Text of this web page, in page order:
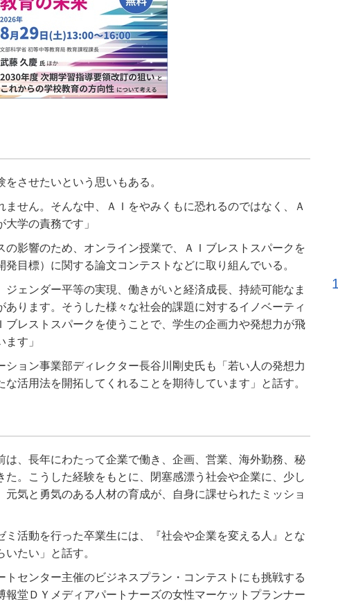
させたいという思いもある。
ません。そんな中、ＡＩをやみくもに恐れるのではなく、Ａ
大学の責務です」
の影響のため、オンライン授業で、ＡＩブレストスパークを
目標）に関する論文コンテストなどに取り組んでいる。
ジェンダー平等の実現、働きがいと経済成長、持続可能なま
あります。そうした様々な社会的課題に対するイノベーティ
ブレストスパークを使うことで、学生の企画力や発想力が飛
す」
ション事業部ディレクター長谷川剛史氏も「若い人の発想力
活用法を開拓してくれることを期待しています」と話す。
は、長年にわたって企業で働き、企画、営業、海外勤務、秘
た。こうした経験をもとに、閉塞感漂う社会や企業に、少し
元気と勇気のある人材の育成が、自身に課せられたミッショ
ミ活動を行った卒業生には、『社会や企業を変える人』とな
たい」と話す。
トセンター主催のビジネスプラン・コンテストにも挑戦する
報堂ＤＹメディアパートナーズの女性マーケットプランナー